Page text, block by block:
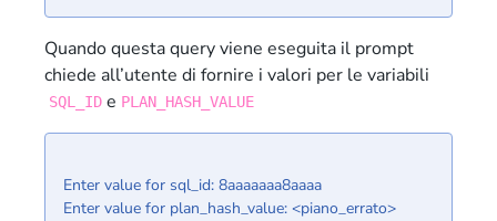
Quando questa query viene eseguita il prompt
chiede all’utente di fornire i valori per le variabili
SQL_ID e PLAN_HASH_VALUE
Enter value for sql_id: 8aaaaaaa8aaaa
Enter value for plan_hash_value: <piano_errato>